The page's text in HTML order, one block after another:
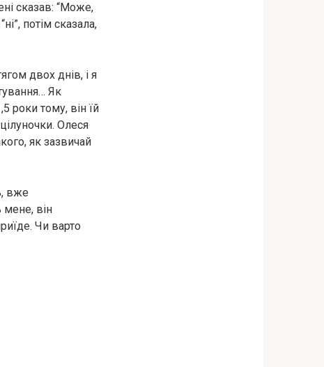
сказав: “Може,
потім сказала,
двох днів, і я
Як
роки тому, він їй
Олеся
як зазвичай
вже
він
Чи варто